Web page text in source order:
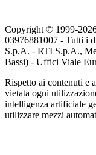
Copyright © 1999-
03976881007 - Tutti i
S.p.A. - RTI S.p.A.,
Bassi) - Uffici Viale
Rispetto ai contenuti e
vietata ogni
intelligenza artificiale
utilizzare mezzi